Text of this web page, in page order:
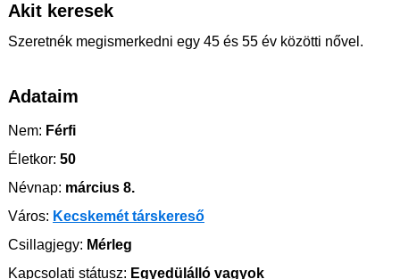
Akit keresek
Szeretnék megismerkedni egy 45 és 55 év közötti nővel.
Adataim
Nem: Férfi
Életkor: 50
Névnap: március 8.
Város: Kecskemét társkereső
Csillagjegy: Mérleg
Kapcsolati státusz: Egyedülálló vagyok